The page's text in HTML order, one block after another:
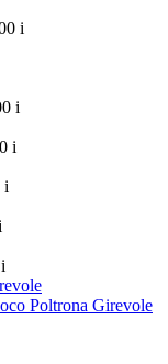
i
i
i
i
i
Poltrona Girevole